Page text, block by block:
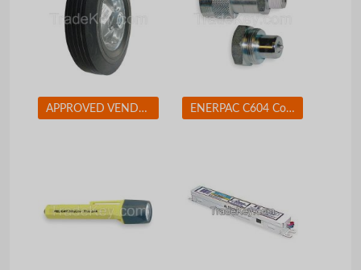
APPROVED VENDOR 1NWZ7 Solid Rubber Whl 10 In 450 lb ENERPAC C604 Coupler Set 3/8-18 Body Steel